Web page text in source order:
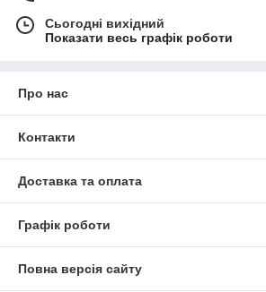
Сьогодні вихідний
Показати весь графік роботи
Про нас
Контакти
Доставка та оплата
Графік роботи
Повна версія сайту